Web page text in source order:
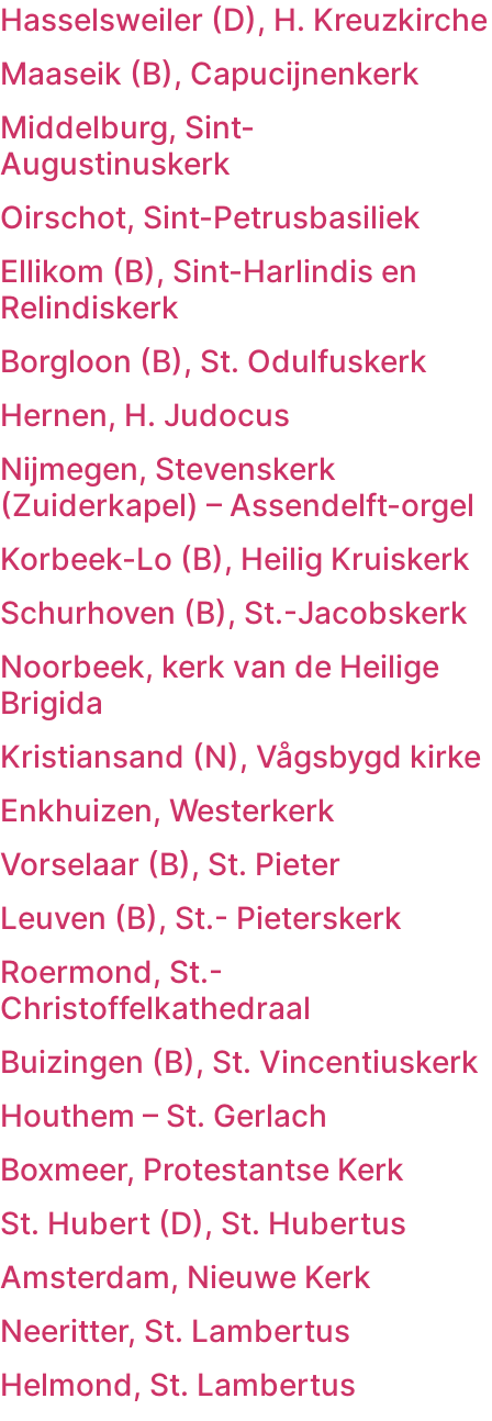
Hasselsweiler (D), H. Kreuzkirche
Maaseik (B), Capucijnenkerk
Middelburg, Sint-
Augustinuskerk
Oirschot, Sint-Petrusbasiliek
Ellikom (B), Sint-Harlindis en
Relindiskerk
Borgloon (B), St. Odulfuskerk
Hernen, H. Judocus
Nijmegen, Stevenskerk
(Zuiderkapel) – Assendelft-orgel
Korbeek-Lo (B), Heilig Kruiskerk
Schurhoven (B), St.-Jacobskerk
Noorbeek, kerk van de Heilige
Brigida
Kristiansand (N), Vågsbygd kirke
Enkhuizen, Westerkerk
Vorselaar (B), St. Pieter
Leuven (B), St.- Pieterskerk
Roermond, St.-
Christoffelkathedraal
Buizingen (B), St. Vincentiuskerk
Houthem – St. Gerlach
Boxmeer, Protestantse Kerk
St. Hubert (D), St. Hubertus
Amsterdam, Nieuwe Kerk
Neeritter, St. Lambertus
Helmond, St. Lambertus